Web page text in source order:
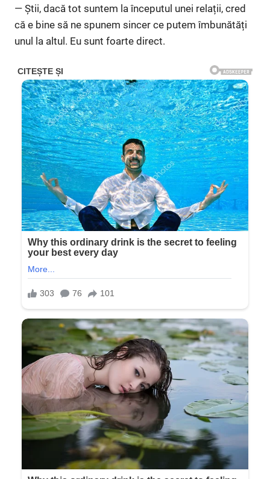
— Știi, dacă tot suntem la începutul unei relații, cred
că e bine să ne spunem sincer ce putem îmbunătăți
unul la altul. Eu sunt foarte direct.